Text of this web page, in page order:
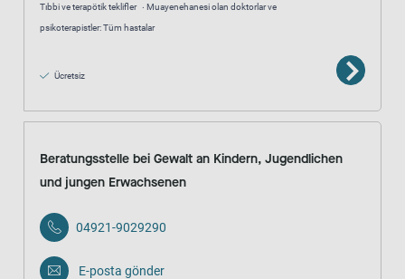
Tıbbi ve terapötik teklifler
Muayenehanesi olan doktorlar ve
psikoterapistler: Tüm hastalar
Ücretsiz
Beratungsstelle bei Gewalt an Kindern, Jugendlichen
und jungen Erwachsenen
04921-9029290
E-posta gönder